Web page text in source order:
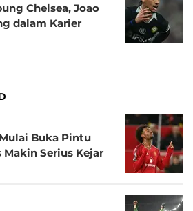
Chelsea, Joao
dalam Karier
Buka Pintu
Serius Kejar